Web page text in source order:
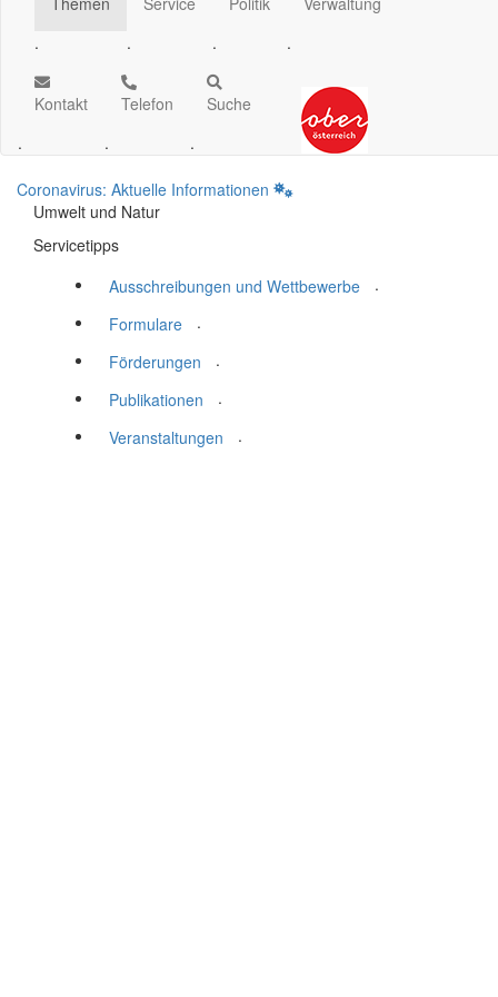
.
.
.
.
Kontakt
.
Telefon
.
Suche
.
Coronavirus: Aktuelle Informationen
Umwelt und Natur
Servicetipps
Ausschreibungen und Wettbewerbe
.
Formulare
.
Förderungen
.
Publikationen
.
Veranstaltungen
.